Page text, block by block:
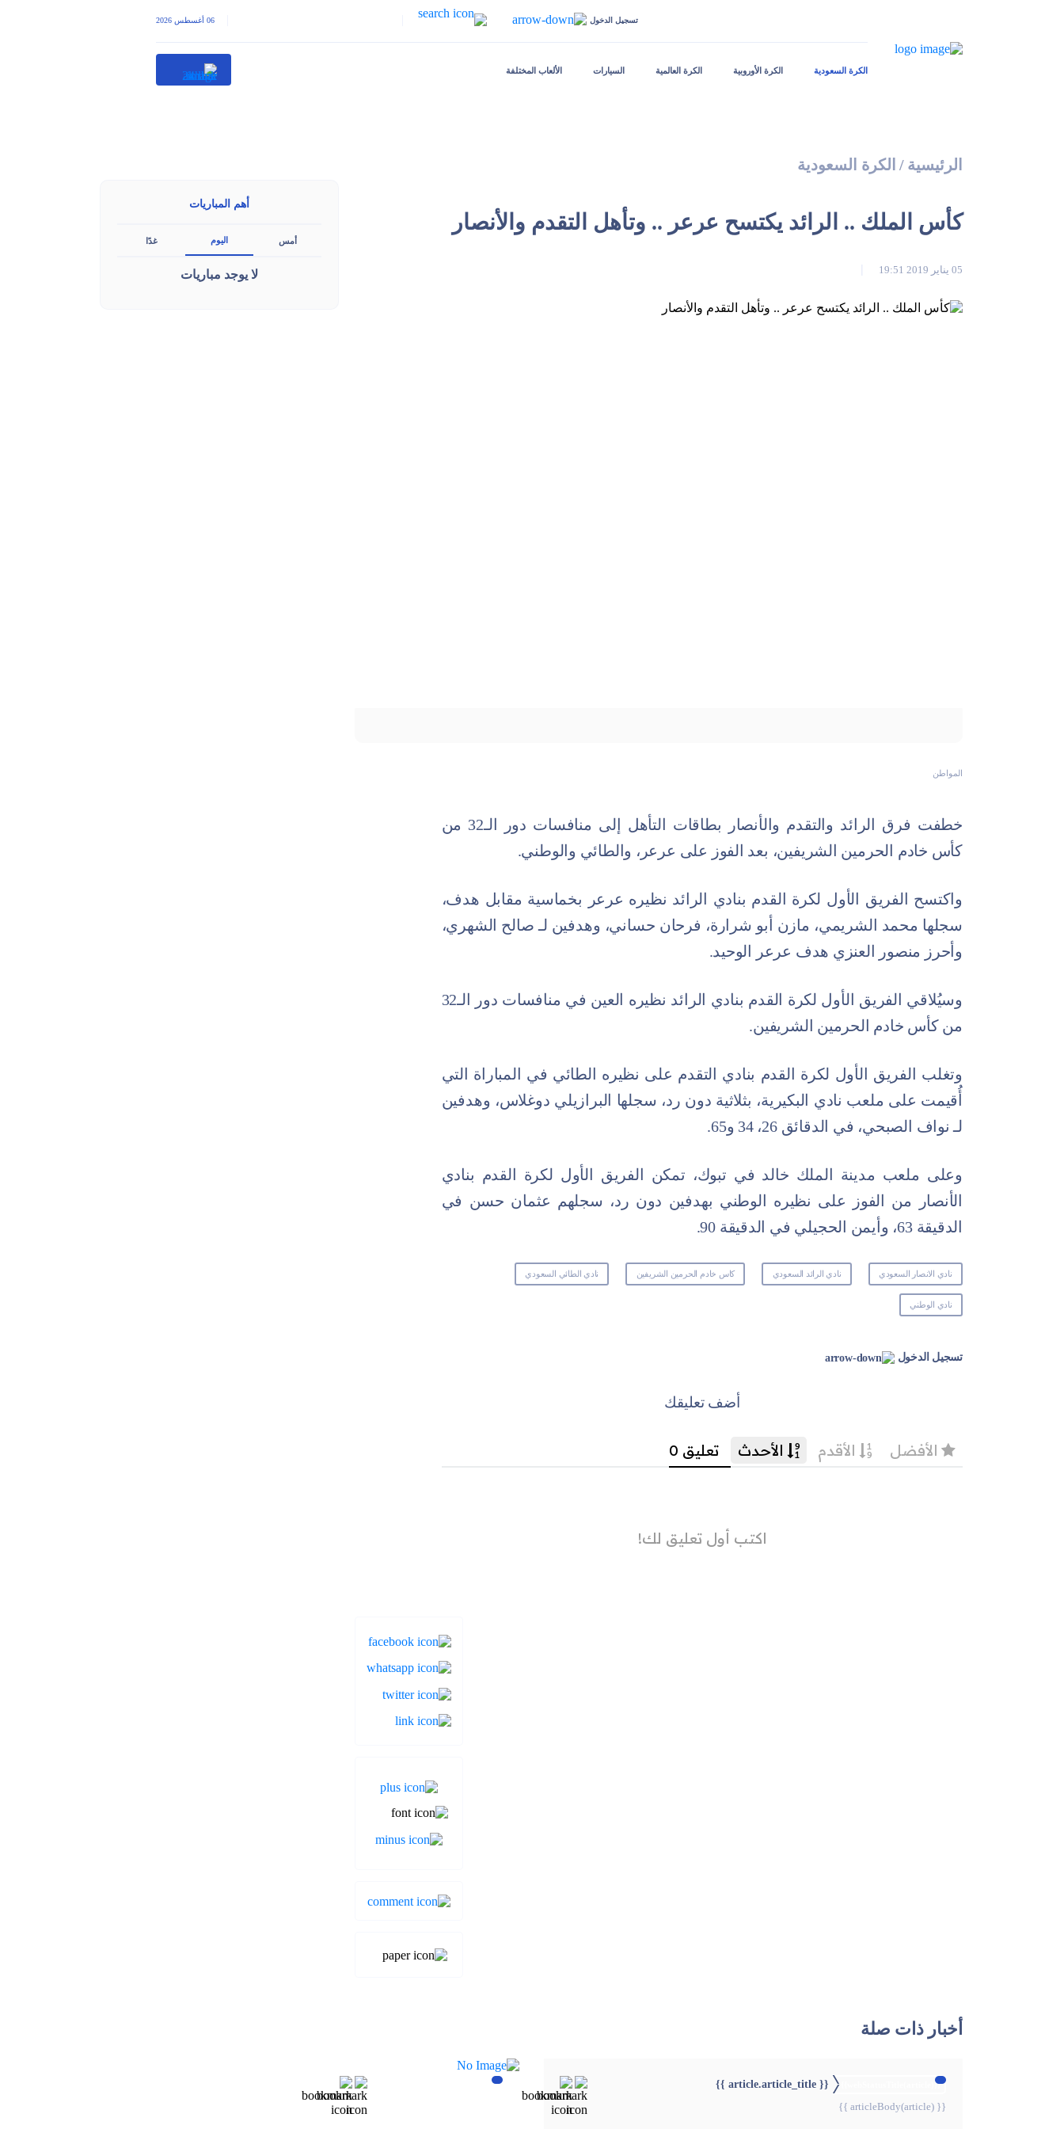
تسجيل الدخول 06 أغسطس 2026
الكرة السعودية الكرة الأوروبية الكرة العالمية السيارات الألعاب المختلفة
الرئيسية / الكرة السعودية
كأس الملك .. الرائد يكتسح عرعر .. وتأهل التقدم والأنصار
05 يناير 2019 19:51
المواطن
خطفت فرق الرائد والتقدم والأنصار بطاقات التأهل إلى منافسات دور الـ32 من
كأس خادم الحرمين الشريفين، بعد الفوز على عرعر، والطائي والوطني.
واكتسح الفريق الأول لكرة القدم بنادي الرائد نظيره عرعر بخماسية مقابل هدف،
سجلها محمد الشريمي، مازن أبو شرارة، فرحان حساني، وهدفين لـ صالح الشهري،
وأحرز منصور العنزي هدف عرعر الوحيد.
وسيُلاقي الفريق الأول لكرة القدم بنادي الرائد نظيره العين في منافسات دور الـ32
من كأس خادم الحرمين الشريفين.
وتغلب الفريق الأول لكرة القدم بنادي التقدم على نظيره الطائي في المباراة التي
أُقيمت على ملعب نادي البكيرية، بثلاثية دون رد، سجلها البرازيلي دوغلاس، وهدفين
لـ نواف الصبحي، في الدقائق 26، 34 و65.
وعلى ملعب مدينة الملك خالد في تبوك، تمكن الفريق الأول لكرة القدم بنادي
الأنصار من الفوز على نظيره الوطني بهدفين دون رد، سجلهم عثمان حسن في
الدقيقة 63، وأيمن الحجيلي في الدقيقة 90.
نادي الانصار السعودي نادي الرائد السعودي كاس خادم الحرمين الشريفين نادي الطائي السعودي
نادي الوطني
تسجيل الدخول
أضف تعليقك
أهم المباريات
أمس اليوم غدًا
لا يوجد مباريات
أخبار ذات صلة
{{webStatusTitle(article)}}
{{ article.article_title }}
{{ articleBody(article) }}